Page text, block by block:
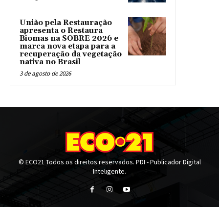
União pela Restauração
apresenta o Restaura
Biomas na SOBRE 2026 e
marca nova etapa para a
recuperação da vegetação
nativa no Brasil
3 de agosto de 2026
© ECO21 Todos os direitos reservados. PDI - Publicador Digital
Inteligente.